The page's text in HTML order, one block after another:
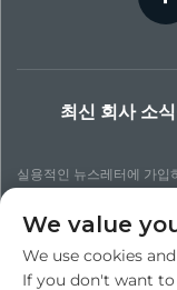
최신 회사 소
실용적인 뉴스레터에 가입
We value
We use cookies
If you don't want to